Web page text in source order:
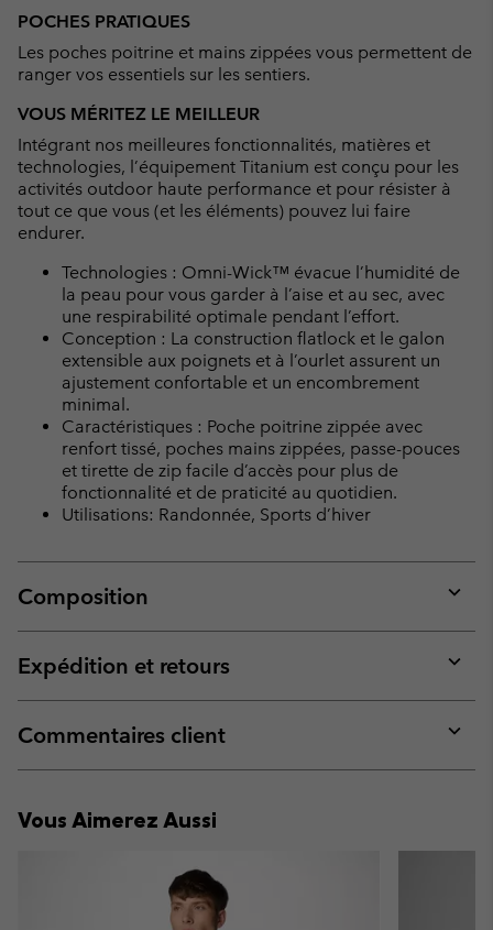
POCHES PRATIQUES
Les poches poitrine et mains zippées vous permettent de
ranger vos essentiels sur les sentiers.
VOUS MÉRITEZ LE MEILLEUR
Intégrant nos meilleures fonctionnalités, matières et
technologies, l’équipement Titanium est conçu pour les
activités outdoor haute performance et pour résister à
tout ce que vous (et les éléments) pouvez lui faire
endurer.
Technologies : Omni-Wick™ évacue l’humidité de
la peau pour vous garder à l’aise et au sec, avec
une respirabilité optimale pendant l’effort.
Conception : La construction flatlock et le galon
extensible aux poignets et à l’ourlet assurent un
ajustement confortable et un encombrement
minimal.
Caractéristiques : Poche poitrine zippée avec
renfort tissé, poches mains zippées, passe-pouces
et tirette de zip facile d’accès pour plus de
fonctionnalité et de praticité au quotidien.
Utilisations: Randonnée, Sports d’hiver
Composition
or
Expédition et retours
or
Commentaires client
or
Vous Aimerez Aussi